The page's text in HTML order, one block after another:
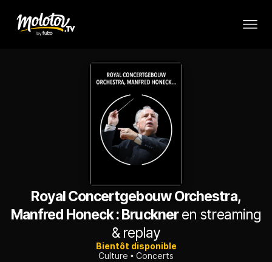
Royal Concertgebouw Orchestra,
Manfred Honeck : Bruckneren streaming
& replay
Bientôt disponible
Culture
Concerts